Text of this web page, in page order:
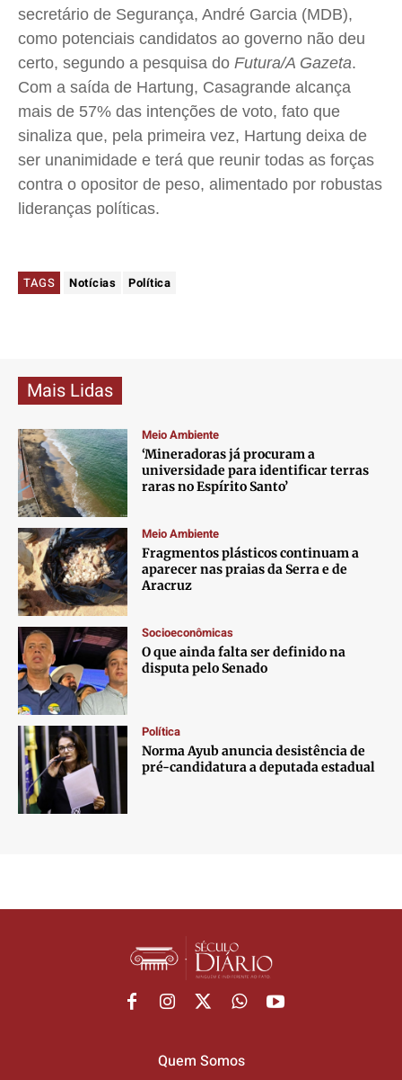
secretário de Segurança, André Garcia (MDB),
como potenciais candidatos ao governo não deu
certo, segundo a pesquisa do Futura/A Gazeta.
Com a saída de Hartung, Casagrande alcança
mais de 57% das intenções de voto, fato que
sinaliza que, pela primeira vez, Hartung deixa de
ser unanimidade e terá que reunir todas as forças
contra o opositor de peso, alimentado por robustas
lideranças políticas.
TAGS Notícias Política
Mais Lidas
Meio Ambiente
‘Mineradoras já procuram a
universidade para identificar terras
raras no Espírito Santo’
Meio Ambiente
Fragmentos plásticos continuam a
aparecer nas praias da Serra e de
Aracruz
Socioeconômicas
O que ainda falta ser definido na
disputa pelo Senado
Política
Norma Ayub anuncia desistência de
pré-candidatura a deputada estadual
Quem Somos